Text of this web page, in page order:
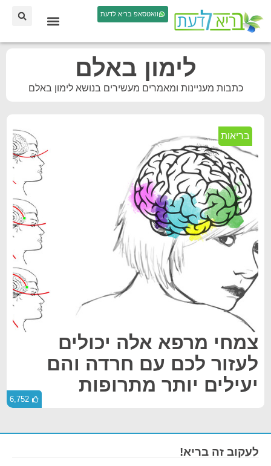
וואטסאפ בריא לדעת
לימון באלם
כתבות מעניינות ומאמרים מעשירים בנושא לימון באלם
בריאות
צמחי מרפא אלה יכולים
לעזור לכם עם חרדה והם
יעילים יותר מתרופות
6,752
לעקוב זה בריא!